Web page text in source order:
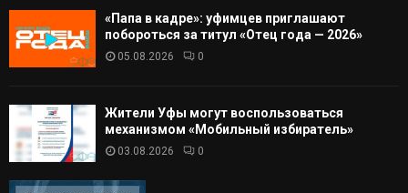
«Папа в кадре»: уфимцев приглашают
побороться за титул «Отец года — 2026»
05.08.2026 0
Жители Уфы могут воспользоваться
механизмом «Мобильный избиратель»
03.08.2026 0